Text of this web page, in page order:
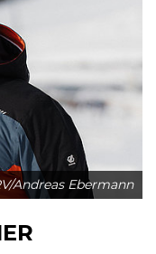
Andreas Ebermann